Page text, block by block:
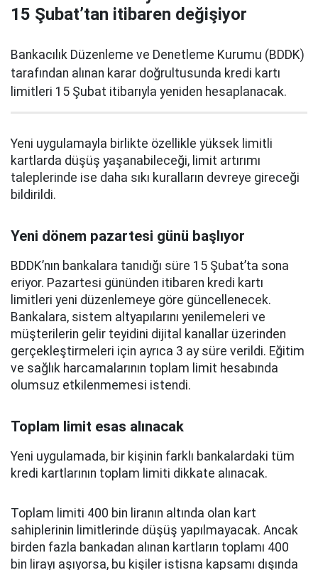
15 Şubat’tan itibaren değişiyor
Bankacılık Düzenleme ve Denetleme Kurumu (BDDK)
tarafından alınan karar doğrultusunda kredi kartı
limitleri 15 Şubat itibarıyla yeniden hesaplanacak.
Yeni uygulamayla birlikte özellikle yüksek limitli
kartlarda düşüş yaşanabileceği, limit artırımı
taleplerinde ise daha sıkı kuralların devreye gireceği
bildirildi.
Yeni dönem pazartesi günü başlıyor
BDDK’nın bankalara tanıdığı süre 15 Şubat’ta sona
eriyor. Pazartesi gününden itibaren kredi kartı
limitleri yeni düzenlemeye göre güncellenecek.
Bankalara, sistem altyapılarını yenilemeleri ve
müşterilerin gelir teyidini dijital kanallar üzerinden
gerçekleştirmeleri için ayrıca 3 ay süre verildi. Eğitim
ve sağlık harcamalarının toplam limit hesabında
olumsuz etkilenmemesi istendi.
Toplam limit esas alınacak
Yeni uygulamada, bir kişinin farklı bankalardaki tüm
kredi kartlarının toplam limiti dikkate alınacak.
Toplam limiti 400 bin liranın altında olan kart
sahiplerinin limitlerinde düşüş yapılmayacak. Ancak
birden fazla bankadan alınan kartların toplamı 400
bin lirayı aşıyorsa, bu kişiler istisna kapsamı dışında